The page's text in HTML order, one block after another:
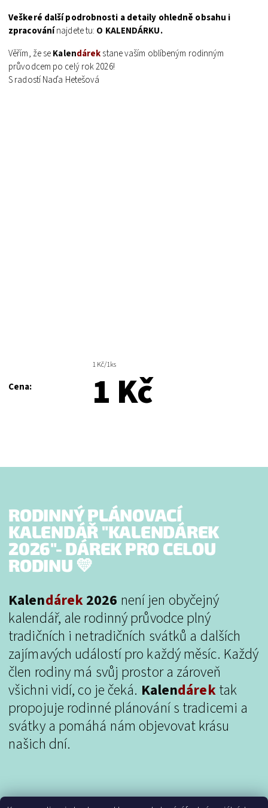
Veškeré další podrobnosti a detaily ohledně obsahu i
zpracovánínajdete tu: O KALENDÁRKU.
Věřím, že seKalendárekstane vaším oblíbeným rodinným
průvodcem po celý rok 2026!
S radostí Naďa Hetešová
Cena:
1 Kč/1ks
1 Kč
RODINNÝ PLÁNOVACÍ
KALENDÁŘ "KALENDÁREK
2026"- DÁREK PRO CELOU
RODINU 💛
Kalendárek2026 není jen obyčejný
kalendář, ale rodinný průvodce plný
tradičních i netradičních svátků a dalších
zajímavých událostí pro každý měsíc. Každý
člen rodiny má svůj prostor a zároveň
všichni vidí, co je čeká. Kalendárektak
propojuje rodinné plánování s tradicemi a
svátky a pomáhá nám objevovat krásu
našich dní.